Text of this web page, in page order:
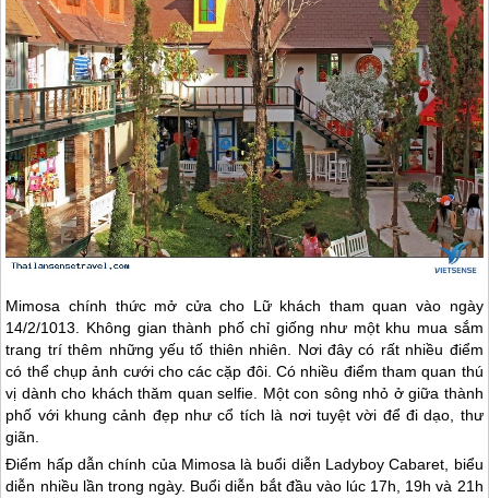
Mimosa chính thức mở cửa cho Lữ khách tham quan vào ngày
14/2/1013. Không gian thành phố chỉ giống như một khu mua sắm
trang trí thêm những yếu tố thiên nhiên. Nơi đây có rất nhiều điểm
có thể chụp ảnh cưới cho các cặp đôi. Có nhiều điểm tham quan thú
vị dành cho khách thăm quan selfie. Một con sông nhỏ ở giữa thành
phố với khung cảnh đẹp như cổ tích là nơi tuyệt vời để đi dạo, thư
giãn.
Điểm hấp dẫn chính của Mimosa là buổi diễn Ladyboy Cabaret, biểu
diễn nhiều lần trong ngày. Buổi diễn bắt đầu vào lúc 17h, 19h và 21h